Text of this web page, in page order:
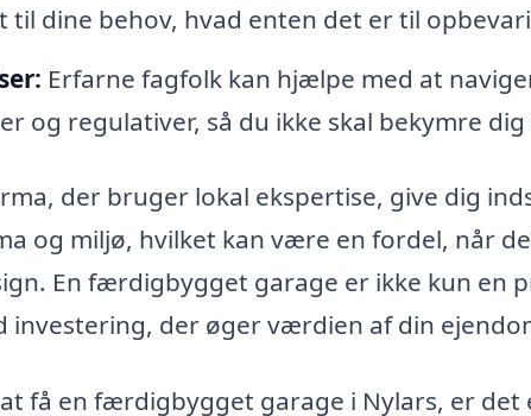
til dine behov, hvad enten det er til
Erfarne fagfolk kan hjælpe med at
og regulativer, så du ikke skal bekymre
der bruger lokal ekspertise, give dig
og miljø, hvilket kan være en fordel, når
En færdigbygget garage er ikke kun en
der øger værdien af din
få en færdigbygget garage i Nylars, er